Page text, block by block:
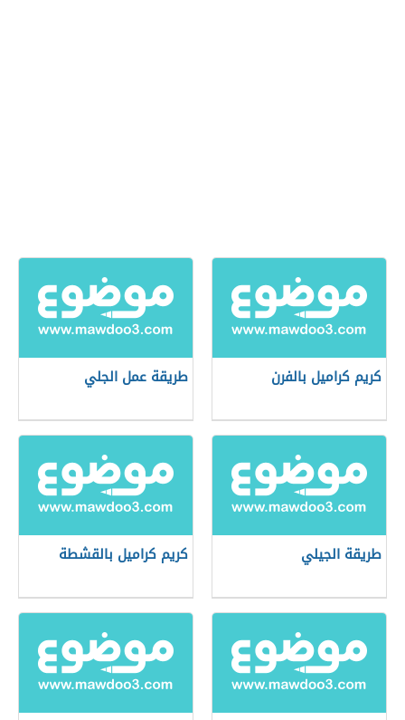
كريم كراميل بالفرن طريقة عمل الجلي
طريقة الجيلي كريم كراميل بالقشطة